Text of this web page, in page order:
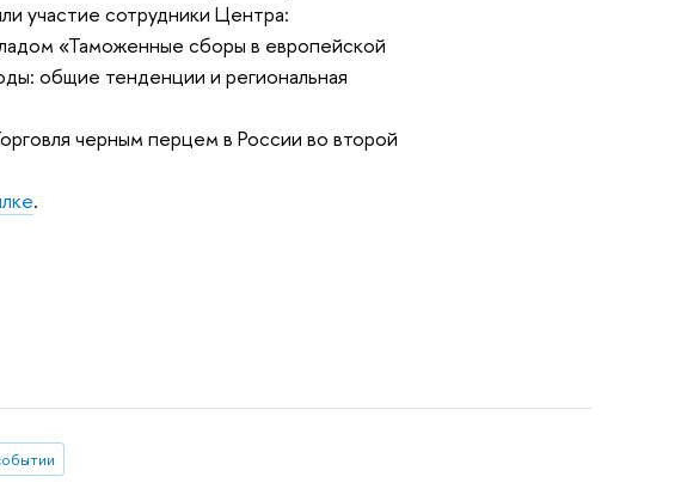
участие сотрудники Центра:
«Таможенные сборы в европейской
общие тенденции и региональная
черным перцем в России во второй
.